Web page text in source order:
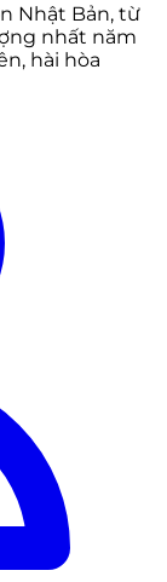
Nhật Bản, từ
nhất năm
hài hòa